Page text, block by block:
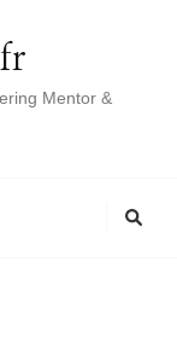
Mentor &